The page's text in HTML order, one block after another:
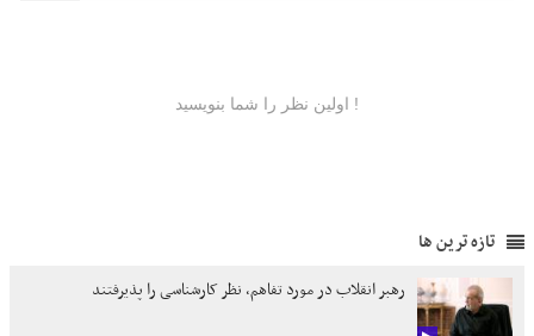
تازه ترین ها
رهبر انقلاب در مورد تفاهم، نظر کارشناسی را پذیرفتند